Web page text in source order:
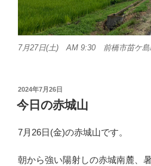
7月27日(土) AM 9:30 前橋市苗ケ島
投
稿
日:
2024年7月26日
今日の赤城山
7月26日(金)の赤城山です。
朝から強い陽射しの赤城南麓、